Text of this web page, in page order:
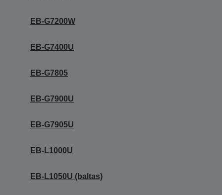
EB-G7200W
EB-G7400U
EB-G7805
EB-G7900U
EB-G7905U
EB-L1000U
EB-L1050U (baltas)